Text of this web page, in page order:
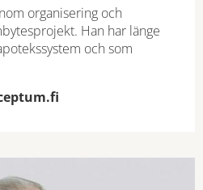
organisering och
Han har länge
och som